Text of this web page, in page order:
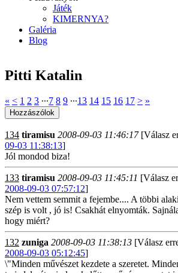
Játék
KIMERNYA?
Galéria
Blog
Pitti Katalin
« < 1 2 3 ∙∙∙7 8 9 ∙∙∙13 14 15 16 17 > »
134 tiramisu 2008-09-03 11:46:17[Válasz
09-03 11:38:13]
Jól mondod biza!
133 tiramisu 2008-09-03 11:45:11 [Válasz
2008-09-03 07:57:12]
Nem vettem semmit a fejembe.... A többi
szép is volt , jó is! Csakhát elnyomták.
hogy miért?
132 zuniga 2008-09-03 11:38:13 [Válasz
2008-09-03 05:12:45]
\"Minden művészet kezdete a szeretet.